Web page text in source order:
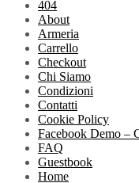
404
About
Armeria
Carrello
Checkout
Chi Siamo
Condizioni
Contatti
Cookie Policy
Facebook Demo –
FAQ
Guestbook
Home